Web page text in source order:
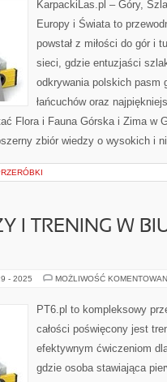
KarpackiLas.pl – Góry,
Europy i Świata to
powstał z miłości do gór i
sieci, gdzie entuzjaści
odkrywania polskich pasm
łańcuchów oraz
Flora i Fauna Górska i Zima w
zbiór wiedzy o wysokich i
I TRENING W
- 2025 MOŻLIWOŚĆ
PT6.pl to kompleksowy
całości poświęcony jest
efektywnym ćwiczeniom
gdzie osoba stawiająca